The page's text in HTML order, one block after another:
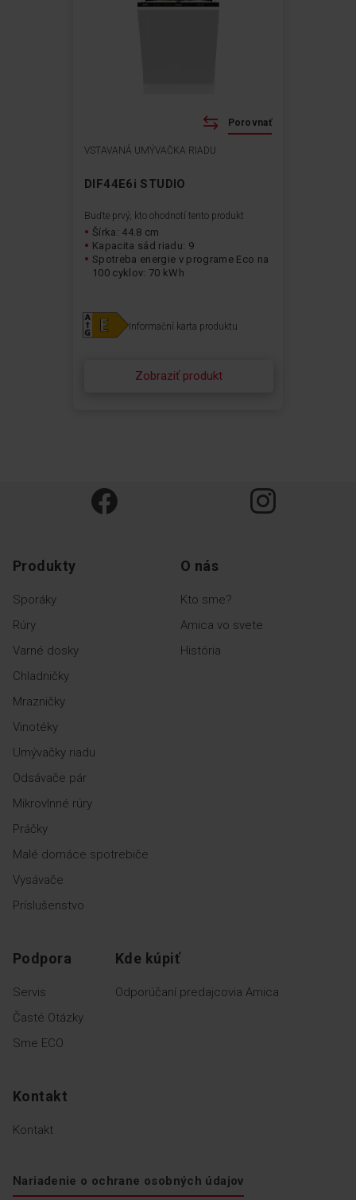
VSTAVANÁ UMÝVAČKA RIADU
DIF44E6i STUDIO
Zobraziť produkt
Buďte prvý, kto ohodnotí tento produkt
Šírka: 44.8 cm
Kapacita sád riadu: 9
Spotreba energie v programe Eco na
100 cyklov: 70 kWh
Informační karta produktu
Porovnať
Produkty
Sporáky
Rúry
Varné dosky
Chladničky
Mrazničky
Vinotéky
Umývačky riadu
Odsávače pár
Mikrovlnné rúry
Práčky
Malé domáce spotrebiče
Vysávače
Príslušenstvo
O nás
Kto sme?
Amica vo svete
História
Podpora
Servis
Časté Otázky
Sme ECO
Kde kúpiť
Odporúčaní predajcovia Amica
Kontakt
Kontakt
Nariadenie o ochrane osobných údajov